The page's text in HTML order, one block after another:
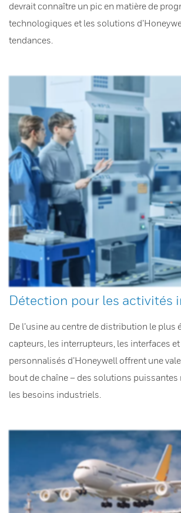
devrait connaître un pic en matière de
technologiques et les solutions
tendances.
Détection pour les activités
De l’usine au centre de distribution le plus
capteurs, les interrupteurs, les interfaces
personnalisés d’Honeywell offrent une
bout de chaîne – des solutions puissantes
les besoins industriels.